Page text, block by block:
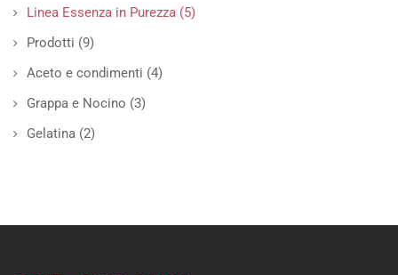
Linea Essenza in Purezza (5)
Prodotti (9)
Aceto e condimenti (4)
Grappa e Nocino (3)
Gelatina (2)